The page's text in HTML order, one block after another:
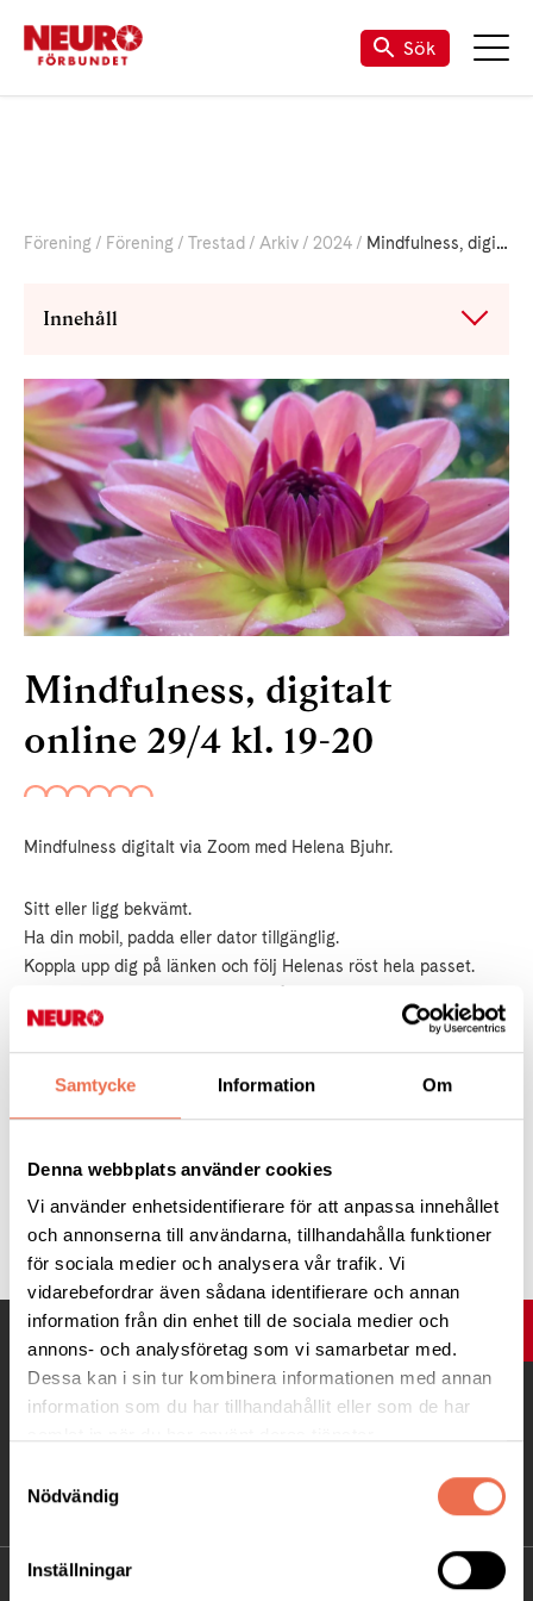
Samtycke Information Om
Denna webbplats använder cookies
Vi använder enhetsidentifierare för att anpassa innehållet
och annonserna till användarna, tillhandahålla funktioner
för sociala medier och analysera vår trafik. Vi
vidarebefordrar även sådana identifierare och annan
information från din enhet till de sociala medier och
annons- och analysföretag som vi samarbetar med.
Dessa kan i sin tur kombinera informationen med annan
information som du har tillhandahållit eller som de har
Nödvändig
Inställningar
Sök
Förening Förening Trestad Arkiv 2024 Mindfulness, digitalt online 29/4 kl. 19-20
Innehåll
Mindfulness, digitalt
online 29/4 kl. 19-20
Mindfulness digitalt via Zoom med Helena Bjuhr.
Sitt eller ligg bekvämt.
Ha din mobil, padda eller dator tillgänglig.
Koppla upp dig på länken och följ Helenas röst hela passet.
Ha en go stund!
Här är länken
Tipsa